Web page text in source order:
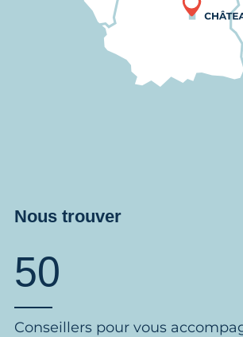
Nous trouver
50
Conseillers pour vous